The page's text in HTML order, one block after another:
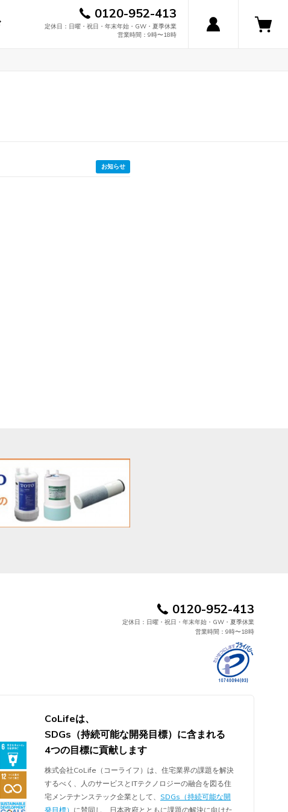
0120-952-413
定休日：日曜・祝日・年末年始・GW・夏季休業
営業時間：9時〜18時
お知らせ
0120-952-413
定休日：日曜・祝日・年末年始・GW・夏季休業
営業時間：9時〜18時
CoLifeは、
SDGs（持続可能な開発目標）に含まれる
4つの目標に貢献します
株式会社CoLife（コーライフ）は、住宅業界の課題を解決
するべく、人のサービスとITテクノロジーの融合を図る住
宅メンテナンステック企業として、 SDGs（持続可能な開
発目標） に賛同し、日本政府とともに課題の解決に向けた